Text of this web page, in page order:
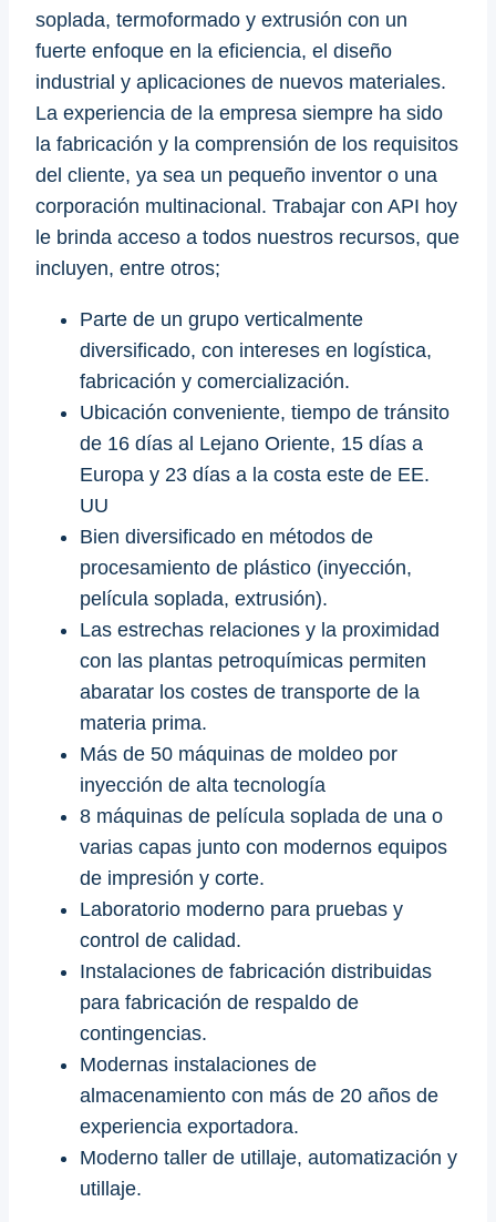
soplada, termoformado y extrusión con un
fuerte enfoque en la eficiencia, el diseño
industrial y aplicaciones de nuevos materiales.
La experiencia de la empresa siempre ha sido
la fabricación y la comprensión de los requisitos
del cliente, ya sea un pequeño inventor o una
corporación multinacional. Trabajar con API hoy
le brinda acceso a todos nuestros recursos, que
incluyen, entre otros;
Parte de un grupo verticalmente
diversificado, con intereses en logística,
fabricación y comercialización.
Ubicación conveniente, tiempo de tránsito
de 16 días al Lejano Oriente, 15 días a
Europa y 23 días a la costa este de EE.
UU
Bien diversificado en métodos de
procesamiento de plástico (inyección,
película soplada, extrusión).
Las estrechas relaciones y la proximidad
con las plantas petroquímicas permiten
abaratar los costes de transporte de la
materia prima.
Más de 50 máquinas de moldeo por
inyección de alta tecnología
8 máquinas de película soplada de una o
varias capas junto con modernos equipos
de impresión y corte.
Laboratorio moderno para pruebas y
control de calidad.
Instalaciones de fabricación distribuidas
para fabricación de respaldo de
contingencias.
Modernas instalaciones de
almacenamiento con más de 20 años de
experiencia exportadora.
Moderno taller de utillaje, automatización y
utillaje.